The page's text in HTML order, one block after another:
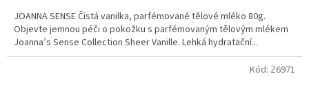
JOANNA SENSE Čistá vanilka, parfémované tělové mléko 80g.
Objevte jemnou péči o pokožku s parfémovaným tělovým mlékem
Joanna’s Sense Collection Sheer Vanille. Lehká hydratační...
Kód: Z6971